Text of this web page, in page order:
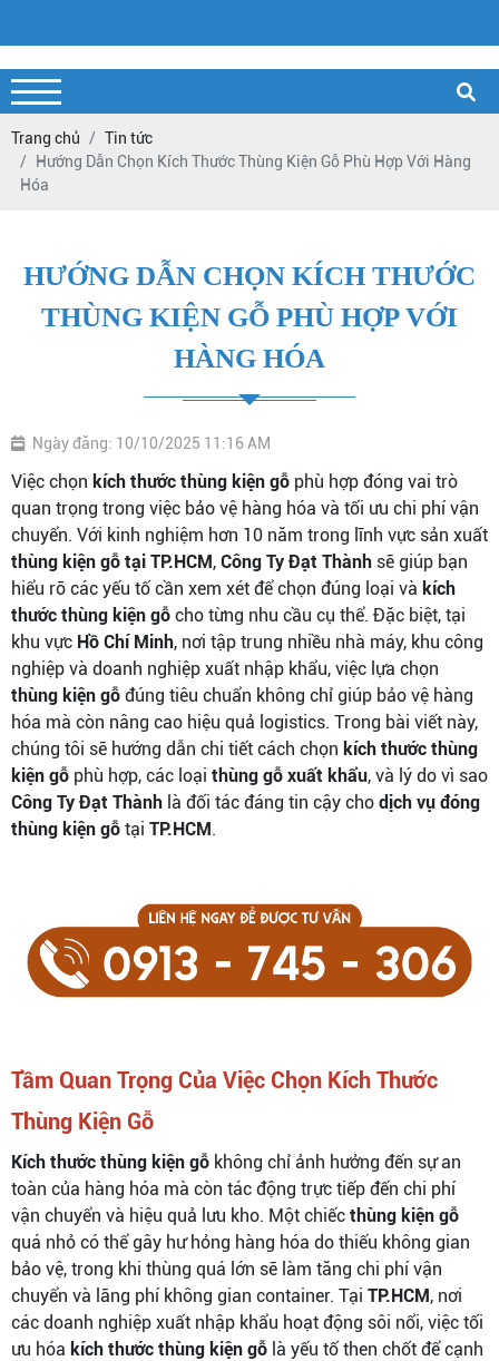
Trang chủ
Tin tức
Hướng Dẫn Chọn Kích Thước Thùng Kiện Gỗ Phù Hợp Với Hàng
Hóa
HƯỚNG DẪN CHỌN KÍCH THƯỚC
THÙNG KIỆN GỖ PHÙ HỢP VỚI
HÀNG HÓA
Ngày đăng: 10/10/2025 11:16 AM
Việc chọn kích thước thùng kiện gỗ phù hợp đóng vai trò
quan trọng trong việc bảo vệ hàng hóa và tối ưu chi phí vận
chuyển. Với kinh nghiệm hơn 10 năm trong lĩnh vực sản xuất
thùng kiện gỗ tại TP.HCM, Công Ty Đạt Thành sẽ giúp bạn
hiểu rõ các yếu tố cần xem xét để chọn đúng loại và kích
thước thùng kiện gỗ cho từng nhu cầu cụ thể. Đặc biệt, tại
khu vực Hồ Chí Minh, nơi tập trung nhiều nhà máy, khu công
nghiệp và doanh nghiệp xuất nhập khẩu, việc lựa chọn
thùng kiện gỗ đúng tiêu chuẩn không chỉ giúp bảo vệ hàng
hóa mà còn nâng cao hiệu quả logistics. Trong bài viết này,
chúng tôi sẽ hướng dẫn chi tiết cách chọn kích thước thùng
kiện gỗ phù hợp, các loại thùng gỗ xuất khẩu, và lý do vì sao
Công Ty Đạt Thành là đối tác đáng tin cậy cho dịch vụ đóng
thùng kiện gỗ tại TP.HCM.
Tầm Quan Trọng Của Việc Chọn Kích Thước
Thùng Kiện Gỗ
Kích thước thùng kiện gỗ không chỉ ảnh hưởng đến sự an
toàn của hàng hóa mà còn tác động trực tiếp đến chi phí
vận chuyển và hiệu quả lưu kho. Một chiếc thùng kiện gỗ
quá nhỏ có thể gây hư hỏng hàng hóa do thiếu không gian
bảo vệ, trong khi thùng quá lớn sẽ làm tăng chi phí vận
chuyển và lãng phí không gian container. Tại TP.HCM, nơi
các doanh nghiệp xuất nhập khẩu hoạt động sôi nổi, việc tối
ưu hóa kích thước thùng kiện gỗ là yếu tố then chốt để cạnh